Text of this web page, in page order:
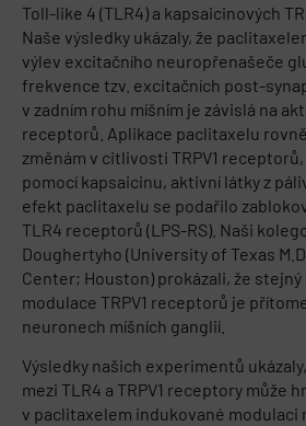
Toll-like 4 (TLR4) a kapsaicinových
Naše výsledky ukázaly, že
výlev excitačního neuropřenašeče
frekvence tzv. excitačních post-
v zadním rohu míšním je závislá na
receptorů. Aplikace paclitaxelu
změnám v citlivosti TRPV1
pomocí kapsaicinu, aktivní látky z
efekt paclitaxelu se podařilo
TLR4 receptorů (LPS-RS). Naši
Doughertyho (University of Texas
Center; Houston) prokázali, že
modulace TRPV1 receptorů je
neuronech míšních ganglií.
Výsledky našich experimentů
mezi TLR4 a TRPV1 receptory může
v paclitaxelem indukované modulaci